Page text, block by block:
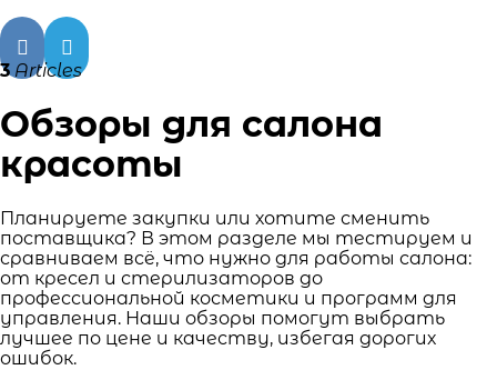
3 Articles
Обзоры для салона
красоты
Планируете закупки или хотите сменить
поставщика? В этом разделе мы тестируем и
сравниваем всё, что нужно для работы салона:
от кресел и стерилизаторов до
профессиональной косметики и программ для
управления. Наши обзоры помогут выбрать
лучшее по цене и качеству, избегая дорогих
ошибок.